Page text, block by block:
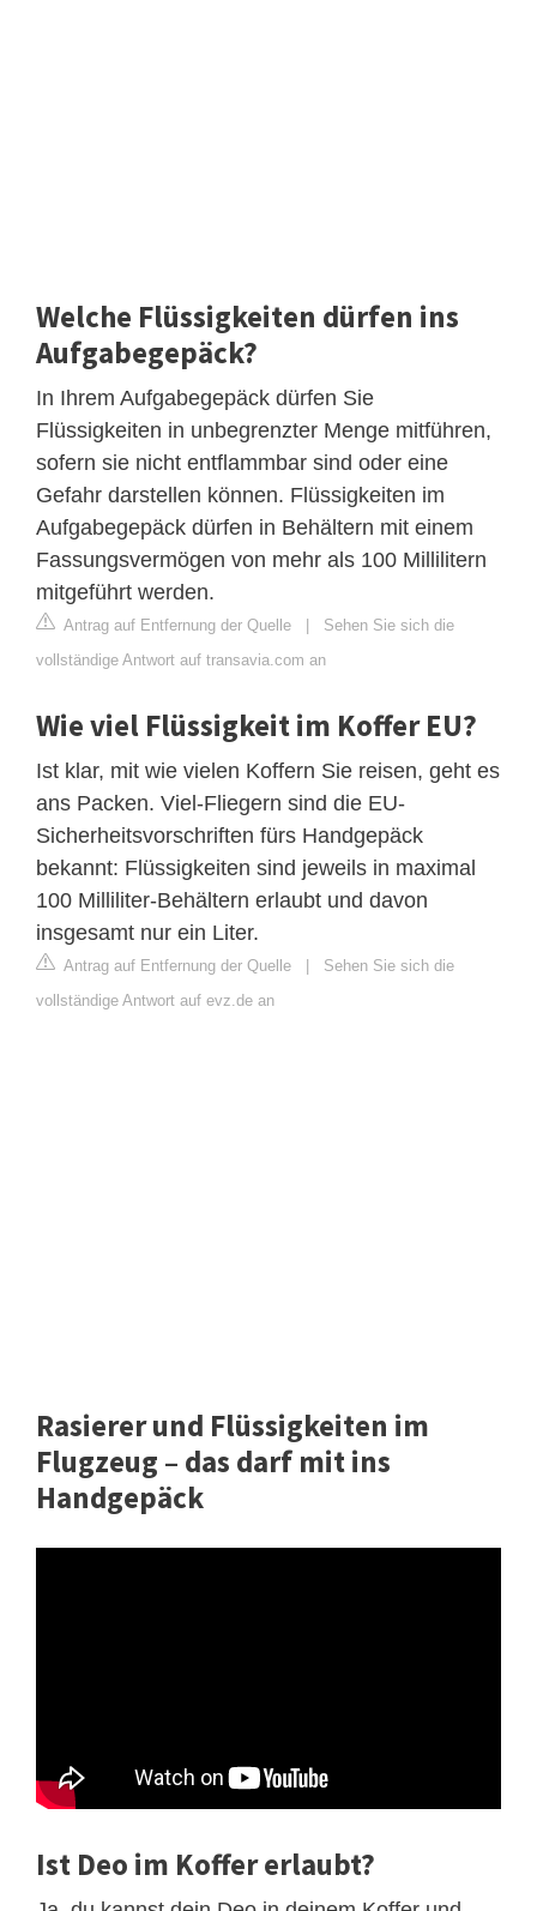
Welche Flüssigkeiten dürfen ins
Aufgabegepäck?
In Ihrem Aufgabegepäck dürfen Sie
Flüssigkeiten in unbegrenzter Menge mitführen,
sofern sie nicht entflammbar sind oder eine
Gefahr darstellen können. Flüssigkeiten im
Aufgabegepäck dürfen in Behältern mit einem
Fassungsvermögen von mehr als 100 Millilitern
mitgeführt werden.
Antrag auf Entfernung der Quelle
Sehen Sie sich die
vollständige Antwort auf transavia.com an
Wie viel Flüssigkeit im Koffer EU?
Ist klar, mit wie vielen Koffern Sie reisen, geht es
ans Packen. Viel-Fliegern sind die EU-
Sicherheitsvorschriften fürs Handgepäck
bekannt: Flüssigkeiten sind jeweils in maximal
100 Milliliter-Behältern erlaubt und davon
insgesamt nur ein Liter.
Antrag auf Entfernung der Quelle
Sehen Sie sich die
vollständige Antwort auf evz.de an
Rasierer und Flüssigkeiten im
Flugzeug – das darf mit ins
Handgepäck
Ist Deo im Koffer erlaubt?